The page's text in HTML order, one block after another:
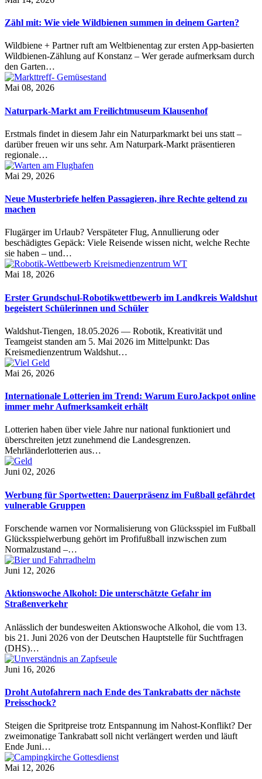
Zähl mit: Wie viele Wildbienen summen in deinem Garten?
Wildbiene + Partner ruft am Weltbienentag zur ersten App-basierten
Wildbienen-Zählung auf Konstanz – Wer gerade aufmerksam durch
den Garten…
Mai 08, 2026
Naturpark-Markt am Freilichtmuseum Klausenhof
Erstmals findet in diesem Jahr ein Naturparkmarkt bei uns statt –
darüber freuen wir uns sehr. Am Naturpark-Markt präsentieren
regionale…
Mai 29, 2026
Neue Musterbriefe helfen Passagieren, ihre Rechte geltend zu
machen
Flugärger im Urlaub? Verspäteter Flug, Annullierung oder
beschädigtes Gepäck: Viele Reisende wissen nicht, welche Rechte
sie haben – und…
Mai 18, 2026
Erster Grundschul-Robotikwettbewerb im Landkreis Waldshut
begeistert Schülerinnen und Schüler
Waldshut-Tiengen, 18.05.2026 — Robotik, Kreativität und
Teamgeist standen am 5. Mai 2026 im Mittelpunkt: Das
Kreismedienzentrum Waldshut…
Mai 26, 2026
Internationale Lotterien im Trend: Warum EuroJackpot online
immer mehr Aufmerksamkeit erhält
Lotterien haben über viele Jahre nur national funktioniert und
überschreiten jetzt zunehmend die Landesgrenzen.
Mehrländerlotterien aus…
Juni 02, 2026
Werbung für Sportwetten: Dauerpräsenz im Fußball gefährdet
vulnerable Gruppen
Forschende warnen vor Normalisierung von Glücksspiel im Fußball
Glücksspielwerbung gehört im Profifußball inzwischen zum
Normalzustand –…
Juni 12, 2026
Aktionswoche Alkohol: Die unterschätzte Gefahr im
Straßenverkehr
Anlässlich der bundesweiten Aktionswoche Alkohol, die vom 13.
bis 21. Juni 2026 von der Deutschen Hauptstelle für Suchtfragen
(DHS)…
Juni 16, 2026
Droht Autofahrern nach Ende des Tankrabatts der nächste
Preisschock?
Steigen die Spritpreise trotz Entspannung im Nahost-Konflikt? Der
zweimonatige Tankrabatt soll nicht verlängert werden und läuft
Ende Juni…
Mai 12, 2026